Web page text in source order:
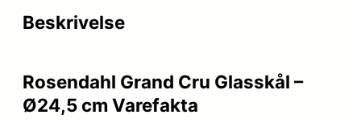
Beskrivelse
Rosendahl Grand Cru Glasskål –
Ø24,5 cm Varefakta